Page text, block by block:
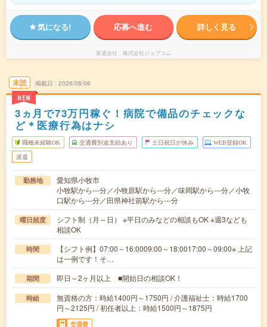
気になる! 応募へ進む 詳しく見る
派遣会社 株式会社ジョブコム
未読
NEW
掲載日 2026/08/06
3ヵ月で73万円稼ぐ！病院で備品のチェックな
ど＊医療行為はナシ
職種未経験OK 交通費別途支給あり 土日祝日が休み WEB登録OK
派遣
勤務地
愛知県小牧市
小牧駅から---分／小牧原駅から---分／味岡駅から---分／小牧
口駅から---分／田県神社前駅から---分
曜日頻度
シフト制（月～日） ※平日のみなどの相談もOK ※週3なども
相談OK
時間
【シフト例】07:00～16:0009:00～18:0017:00～09:00※ 上記
は一例です！そ…
期間 即日～2ヶ月以上 ■開始日の相談OK！
時給
無資格の方：時給1400円～1750円 / 介護福祉士：時給1700
円～2125円 / 初任者以上：時給1500円～1875円
交通費